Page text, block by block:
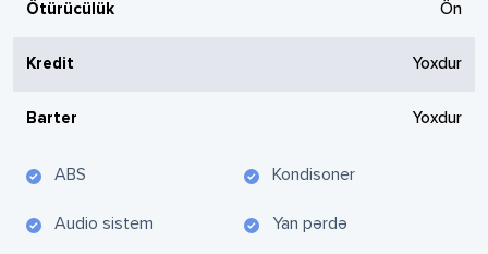
Ötürücülük Ön
Kredit Yoxdur
Barter Yoxdur
ABS Kondisoner
Audio sistem Yan pərdə